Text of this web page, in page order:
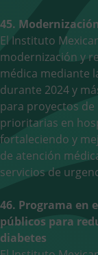
45.
El Instituto
modernización y
médica mediante
durante 2024 y
para proyectos
prioritarias en
fortaleciendo y
de atención
servicios de
46. Programa en
públicos para
diabetes